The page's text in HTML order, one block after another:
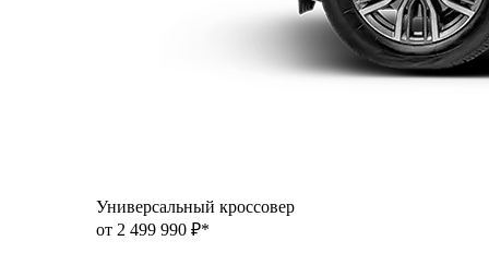
Универсальный кроссовер
от 2 499 990 ₽*